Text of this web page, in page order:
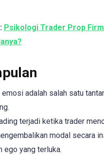
Psikologi Trader Prop
adalah salah satu
terjadi ketika trader
modal secara
ego yang terluka.